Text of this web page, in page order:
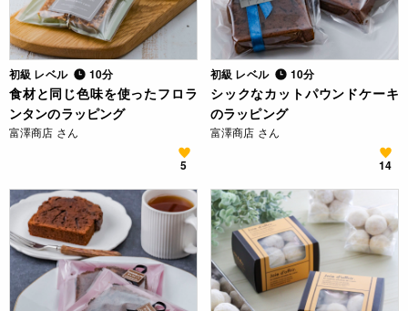
初級 レベル 10分
食材と同じ色味を使ったフロラ
ンタンのラッピング
富澤商店 さん
5
初級 レベル 10分
シックなカットパウンドケーキ
のラッピング
富澤商店 さん
14